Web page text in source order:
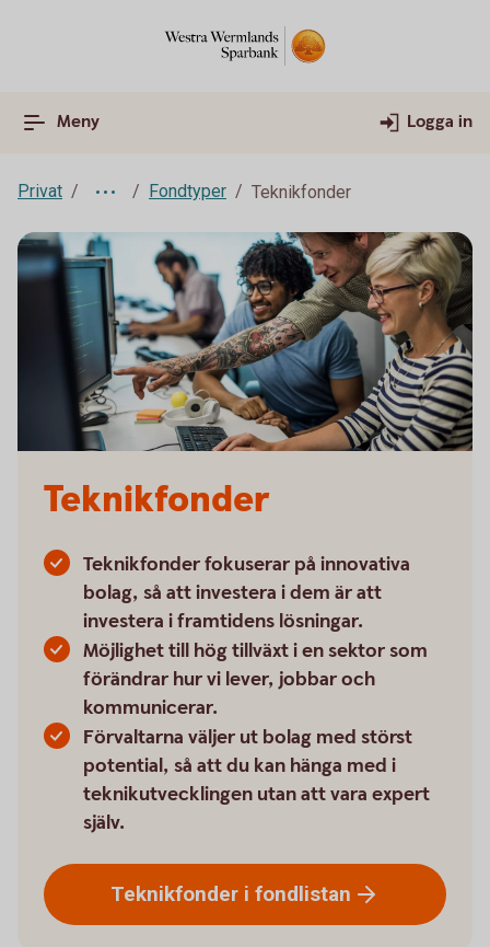
Meny Logga in
Privat Fondtyper Teknikfonder
Teknikfonder
Teknikfonder fokuserar på innovativa
bolag, så att investera i dem är att
investera i framtidens lösningar.
Möjlighet till hög tillväxt i en sektor som
förändrar hur vi lever, jobbar och
kommunicerar.
Förvaltarna väljer ut bolag med störst
potential, så att du kan hänga med i
teknikutvecklingen utan att vara expert
själv.
Teknikfonder i fondlistan